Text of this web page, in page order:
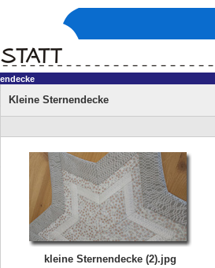
Kleine Sternendecke
kleine Sternendecke (2).jpg